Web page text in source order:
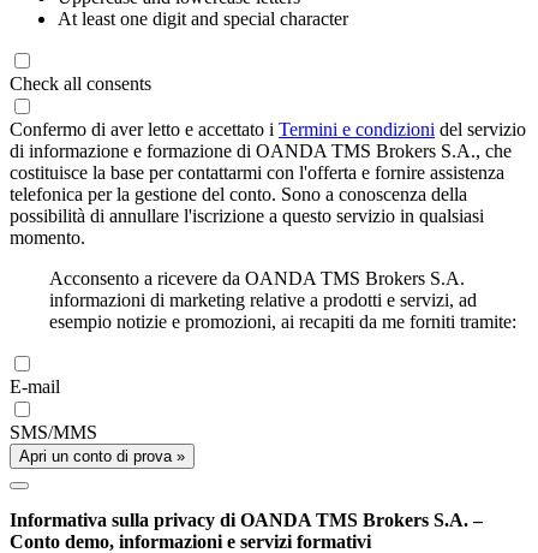
At least one digit and special character
Check all consents
Confermo di aver letto e accettato i Termini e condizioni del servizio
di informazione e formazione di OANDA TMS Brokers S.A., che
costituisce la base per contattarmi con l'offerta e fornire assistenza
telefonica per la gestione del conto. Sono a conoscenza della
possibilità di annullare l'iscrizione a questo servizio in qualsiasi
momento.
Acconsento a ricevere da OANDA TMS Brokers S.A.
informazioni di marketing relative a prodotti e servizi, ad
esempio notizie e promozioni, ai recapiti da me forniti tramite:
E-mail
SMS/MMS
Apri un conto di prova »
Informativa sulla privacy di OANDA TMS Brokers S.A. –
Conto demo, informazioni e servizi formativi